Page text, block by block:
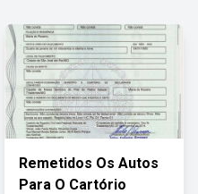
Remetidos Os Autos
Para O Cartório